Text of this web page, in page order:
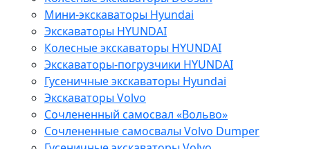
Мини-экскаваторы Hyundai
Экскаваторы HYUNDAI
Колесные экскаваторы HYUNDAI
Экскаваторы-погрузчики HYUNDAI
Гусеничные экскаваторы Hyundai
Экскаваторы Volvo
Сочлененный самосвал «Вольво»
Сочлененные самосвалы Volvo Dumper